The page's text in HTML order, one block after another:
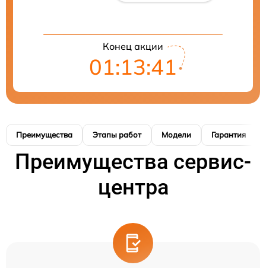
Конец акции
01:13:40
Преимущества Этапы работ Модели Гарантия
Преимущества сервис-
центра